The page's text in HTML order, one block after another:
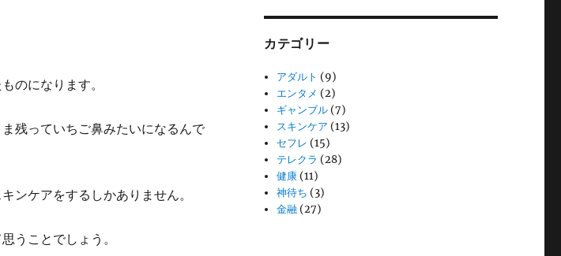
のになります。
残っていちご鼻みたいになるんで
ンケアをするしかありません。
うことでしょう。
カテゴリー
アダルト (9)
エンタメ (2)
ギャンブル (7)
スキンケア (13)
セフレ (15)
テレクラ (28)
健康 (11)
神待ち (3)
金融 (27)